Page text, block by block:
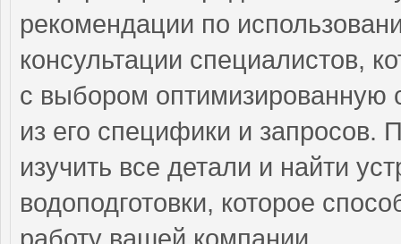
рекомендации по
консультации специалистов,
с выбором оптимизированную
из его специфики и запросов.
изучить все детали и найти
водоподготовки, которое
работу вашей компании.